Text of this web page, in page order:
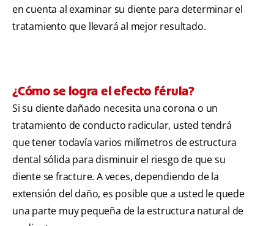
en cuenta al examinar su diente para determinar el
tratamiento que llevará al mejor resultado.
¿Cómo se logra el efecto férula?
Si su diente dañado necesita una corona o un
tratamiento de conducto radicular, usted tendrá
que tener todavía varios milímetros de estructura
dental sólida para disminuir el riesgo de que su
diente se fracture. A veces, dependiendo de la
extensión del daño, es posible que a usted le quede
una parte muy pequeña de la estructura natural de